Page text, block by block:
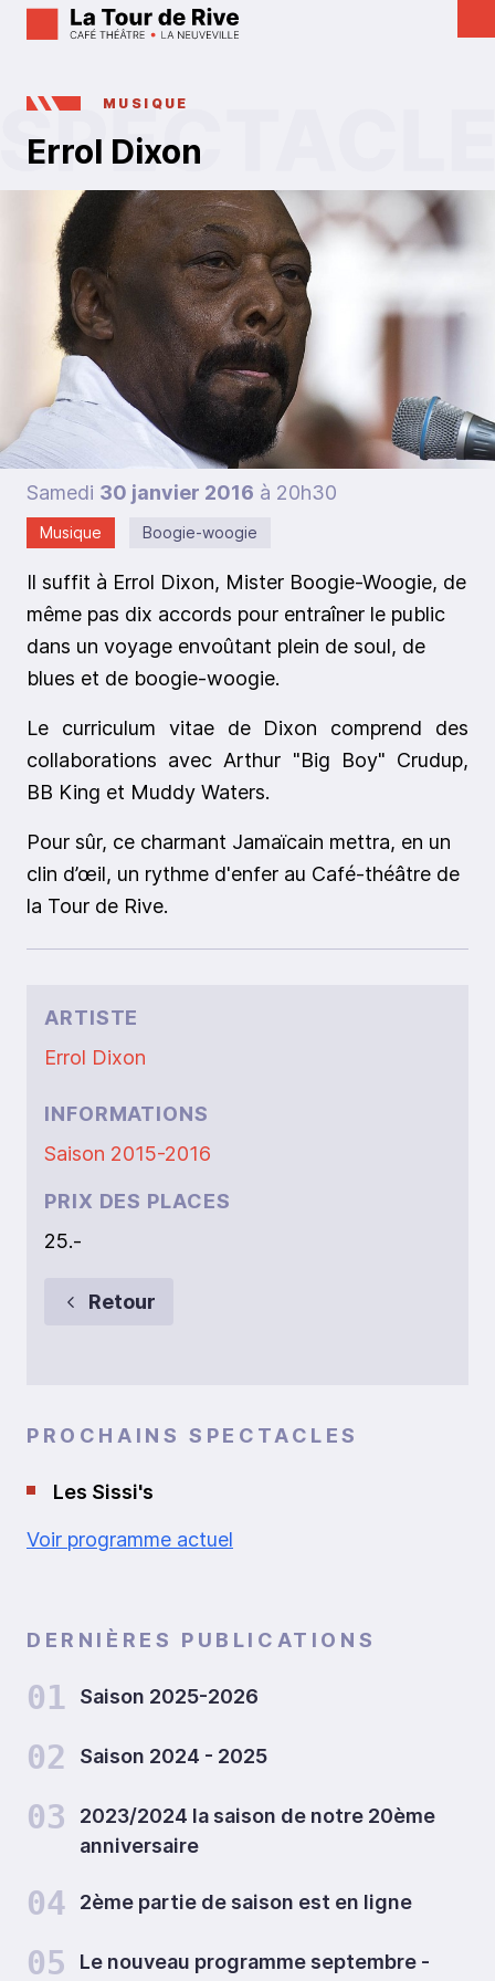
MUSIQUE
Errol Dixon
Samedi 30 janvier 2016 à 20h30
Musique Boogie-woogie
Il suffit à Errol Dixon, Mister Boogie-Woogie, de
même pas dix accords pour entraîner le public
dans un voyage envoûtant plein de soul, de
blues et de boogie-woogie.
Le curriculum vitae de Dixon comprend des
collaborations avec Arthur "Big Boy" Crudup,
BB King et Muddy Waters.
Pour sûr, ce charmant Jamaïcain mettra, en un
clin d’œil, un rythme d'enfer au Café-théâtre de
la Tour de Rive.
ARTISTE
Errol Dixon
INFORMATIONS
Saison 2015-2016
PRIX DES PLACES
25.-
Retour
PROCHAINS SPECTACLES
Les Sissi's
Voir programme actuel
DERNIÈRES PUBLICATIONS
01 Saison 2025-2026
02 Saison 2024 - 2025
03
2023/2024 la saison de notre 20ème
anniversaire
04 2ème partie de saison est en ligne
05
Le nouveau programme septembre -